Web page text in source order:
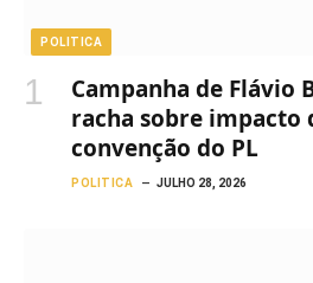
POLITICA
Campanha de Flávio
racha sobre impacto
convenção do PL
POLITICA JULHO 28, 2026